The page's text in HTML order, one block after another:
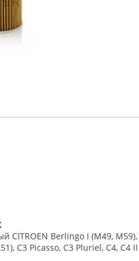
CITROEN Berlingo I (M49, M59),
C3 Picasso, C3 Pluriel, C4, C4